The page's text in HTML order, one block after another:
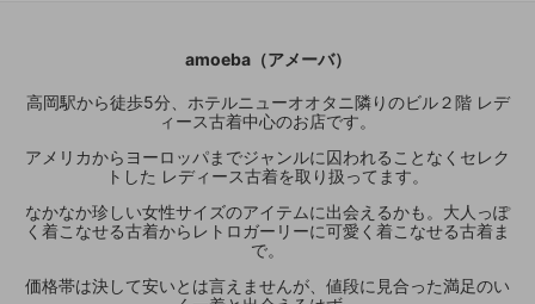
amoeba（アメーバ）
高岡駅から徒歩5分、ホテルニューオオタニ隣りのビル２階 レデ
ィース古着中心のお店です。
アメリカからヨーロッパまでジャンルに囚われることなくセレク
トした レディース古着を取り扱ってます。
なかなか珍しい女性サイズのアイテムに出会えるかも。大人っぽ
く着こなせる古着からレトロガーリーに可愛く着こなせる古着ま
で。
価格帯は決して安いとは言えませんが、値段に見合った満足のい